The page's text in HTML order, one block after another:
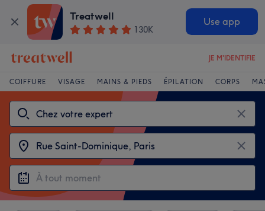
Treatwell
130K
Use app
JE M'IDENTIFIE
COIFFURE VISAGE MAINS & PIEDS ÉPILATION CORPS